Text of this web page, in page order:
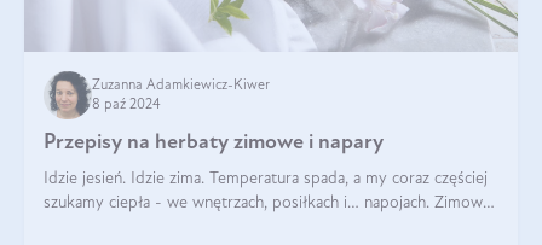
Zuzanna Adamkiewicz-Kiwer
8 paź 2024
Przepisy na herbaty zimowe i napary
Idzie jesień. Idzie zima. Temperatura spada, a my coraz częściej
szukamy ciepła - we wnętrzach, posiłkach i… napojach. Zimowe